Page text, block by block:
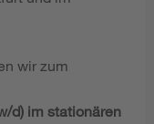
wir zum
d) im stationären